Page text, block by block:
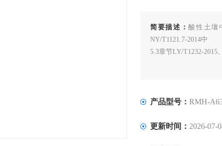
简要描述：酸性土壤
NY/T1121.7-2014中
5.3章节LY/T1232-2015
产品型号： RMH-
更新时间： 2026-07-